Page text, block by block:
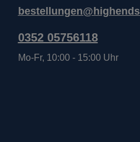
0352 05756118
Mo-Fr, 10:00 - 15:00 Uhr